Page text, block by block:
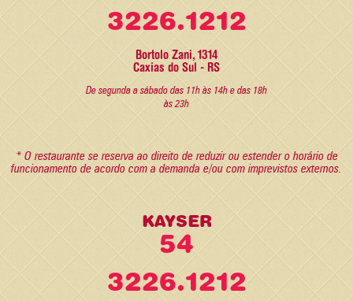
3226.1212
Bortolo Zani, 1314
Caxias do Sul - RS
De segunda a sábado das 11h às 14h e das 18h
às 23h
* O restaurante se reserva ao direito de reduzir ou estender o horário de
funcionamento de acordo com a demanda e/ou com imprevistos externos.
KAYSER
54
3226.1212